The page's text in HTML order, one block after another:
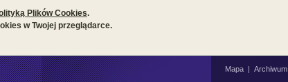
Plików Cookies.
w Twojej przeglądarce.
Mapa | Archiwum